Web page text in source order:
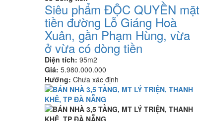
Siêu phẩm ĐỘC QUYỀN mặt
tiền đường Lỗ Giáng Hoà
Xuân, gần Phạm Hùng, vừa
ở vừa có dòng tiền
Diện tích: 95m2
Giá: 5.980.000.000
Hướng: Chưa xác định